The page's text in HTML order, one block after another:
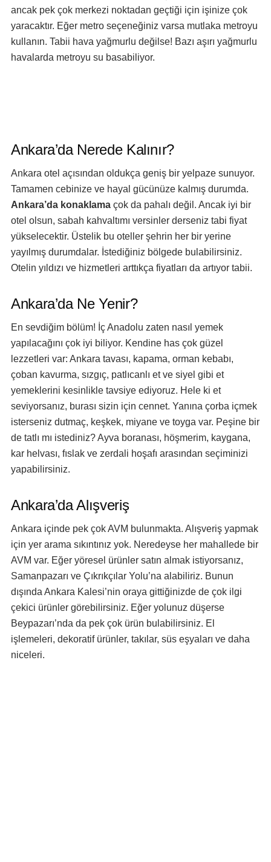
ancak pek çok merkezi noktadan geçtiği için işinize çok
yaracaktır. Eğer metro seçeneğiniz varsa mutlaka metroyu
kullanın. Tabii hava yağmurlu değilse! Bazı aşırı yağmurlu
havalarda metroyu su basabiliyor.
Ankara’da Nerede Kalınır?
Ankara otel açısından oldukça geniş bir yelpaze sunuyor.
Tamamen cebinize ve hayal gücünüze kalmış durumda.
Ankara’da konaklama çok da pahalı değil. Ancak iyi bir
otel olsun, sabah kahvaltımı versinler derseniz tabi fiyat
yükselecektir. Üstelik bu oteller şehrin her bir yerine
yayılmış durumdalar. İstediğiniz bölgede bulabilirsiniz.
Otelin yıldızı ve hizmetleri arttıkça fiyatları da artıyor tabii.
Ankara’da Ne Yenir?
En sevdiğim bölüm! İç Anadolu zaten nasıl yemek
yapılacağını çok iyi biliyor. Kendine has çok güzel
lezzetleri var: Ankara tavası, kapama, orman kebabı,
çoban kavurma, sızgıç, patlıcanlı et ve siyel gibi et
yemeklerini kesinlikle tavsiye ediyoruz. Hele ki et
seviyorsanız, burası sizin için cennet. Yanına çorba içmek
isterseniz dutmaç, keşkek, miyane ve toyga var. Peşine bir
de tatlı mı istediniz? Ayva boranası, höşmerim, kaygana,
kar helvası, fıslak ve zerdali hoşafı arasından seçiminizi
yapabilirsiniz.
Ankara’da Alışveriş
Ankara içinde pek çok AVM bulunmakta. Alışveriş yapmak
için yer arama sıkıntınız yok. Neredeyse her mahallede bir
AVM var. Eğer yöresel ürünler satın almak istiyorsanız,
Samanpazarı ve Çıkrıkçılar Yolu’na alabiliriz. Bunun
dışında Ankara Kalesi’nin oraya gittiğinizde de çok ilgi
çekici ürünler görebilirsiniz. Eğer yolunuz düşerse
Beypazarı’nda da pek çok ürün bulabilirsiniz. El
işlemeleri, dekoratif ürünler, takılar, süs eşyaları ve daha
niceleri.